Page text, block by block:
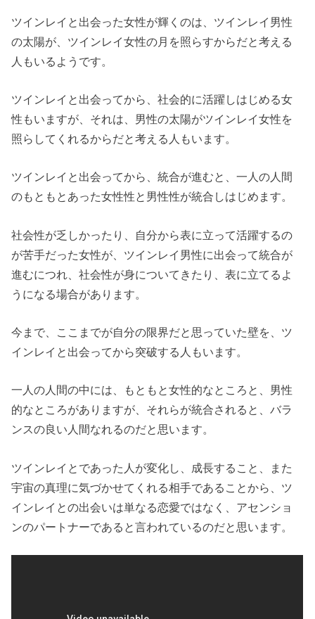
ツインレイと出会った女性が輝くのは、ツインレイ男性
の太陽が、ツインレイ女性の月を照らすからだと考える
人もいるようです。
ツインレイと出会ってから、社会的に活躍しはじめる女
性もいますが、それは、男性の太陽がツインレイ女性を
照らしてくれるからだと考える人もいます。
ツインレイと出会ってから、統合が進むと、一人の人間
のもともとあった女性性と男性性が統合しはじめます。
社会性が乏しかったり、自分から表に立って活躍するの
が苦手だった女性が、ツインレイ男性に出会って統合が
進むにつれ、社会性が身についてきたり、表に立てるよ
うになる場合があります。
今まで、ここまでが自分の限界だと思っていた壁を、ツ
インレイと出会ってから突破する人もいます。
一人の人間の中には、もともと女性的なところと、男性
的なところがありますが、それらが統合されると、バラ
ンスの良い人間なれるのだと思います。
ツインレイとであった人が変化し、成長すること、また
宇宙の真理に気づかせてくれる相手であることから、ツ
インレイとの出会いは単なる恋愛ではなく、アセンショ
ンのパートナーであると言われているのだと思います。